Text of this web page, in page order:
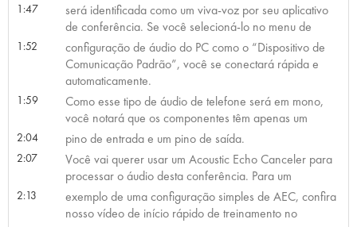
1:47
será identificada como um viva-voz por seu aplicativo
de conferência. Se você selecioná-lo no menu de
1:52
configuração de áudio do PC como o “Dispositivo de
Comunicação Padrão”, você se conectará rápida e
automaticamente.
1:59
Como esse tipo de áudio de telefone será em mono,
você notará que os componentes têm apenas um
2:04 pino de entrada e um pino de saída.
2:07
Você vai querer usar um Acoustic Echo Canceler para
processar o áudio desta conferência. Para um
2:13
exemplo de uma configuração simples de AEC, confira
nosso vídeo de início rápido de treinamento no